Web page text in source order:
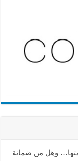
وهل من ضمانة